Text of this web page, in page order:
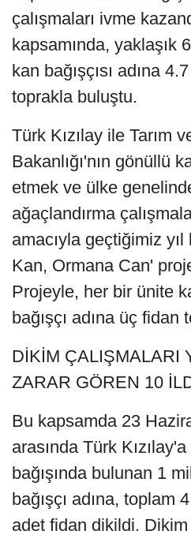
çalışmaları ivme
kapsamında, yaklaşık
kan bağışçısı adına
toprakla buluştu.
Türk Kızılay ile Tarım
Bakanlığı'nın gönüllü
etmek ve ülke
ağaçlandırma
amacıyla geçtiğimiz yıl
Kan, Ormana Can'
Projeyle, her bir ünite
bağışçı adına üç
DİKİM ÇALIŞMALARI
ZARAR GÖREN 10
Bu kapsamda 23
arasında Türk
bağışında bulunan 1
bağışçı adına, toplam
adet fidan dikildi. Dikim